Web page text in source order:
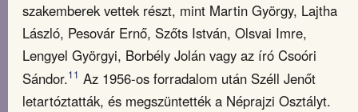
szakemberek vettek részt, mint Martin György, Lajtha
László, Pesovár Ernő, Szőts István, Olsvai Imre,
Lengyel Györgyi, Borbély Jolán vagy az író Csoóri
Sándor.11 Az 1956-os forradalom után Széll Jenőt
letartóztatták, és megszüntették a Néprajzi Osztályt.